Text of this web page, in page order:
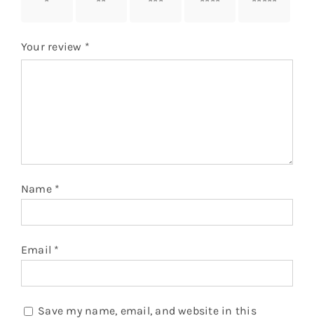
Your review *
Name *
Email *
Save my name, email, and website in this